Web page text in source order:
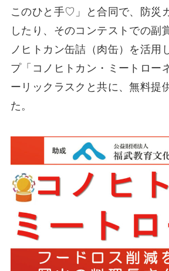
このひと手♡」と合同で、防災
したり、そのコンテストでの副
ノヒトカン缶詰（肉缶）を活用
プ「コノヒトカン・ミートロー
ーリックラスクと共に、無料提
た。